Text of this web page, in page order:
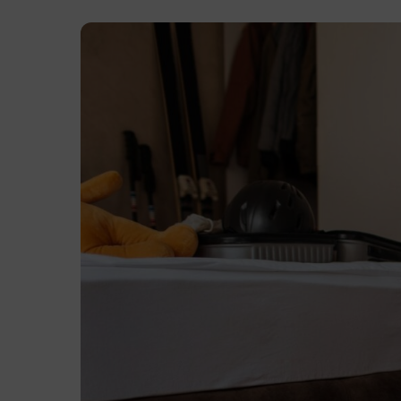
Appuyez sur la touche 'Entrée' pour